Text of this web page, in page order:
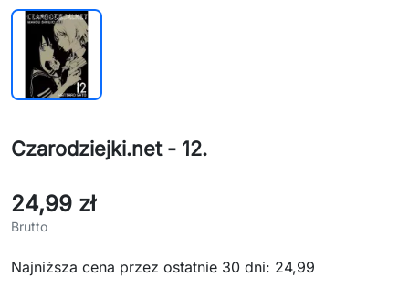
Czarodziejki.net - 12.
24,99 zł
Brutto
Najniższa cena przez ostatnie 30 dni: 24,99